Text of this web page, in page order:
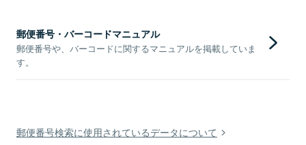
郵便番号・バーコードマニュアル
郵便番号や、バーコードに関するマニュアルを掲載していま
す。
郵便番号検索に使用されているデータについて